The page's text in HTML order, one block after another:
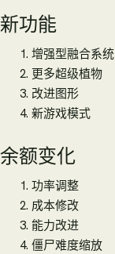
新功能
增强型融合系统
更多超级植物
改进图形
新游戏模式
余额变化
功率调整
成本修改
能力改进
僵尸难度缩放